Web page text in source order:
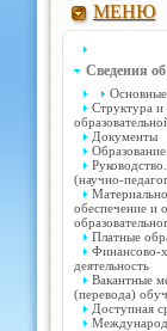
МЕНЮ
Сведения
Структура и
Документы
Образование
(научно-
обеспечение и
Платные
Финансово-
деятельность
Вакантные
(перевода)
Доступная